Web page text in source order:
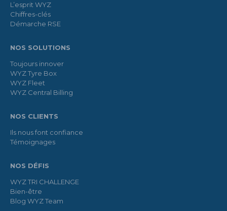
L’esprit WYZ
Chiffres-clés
Démarche RSE
NOS SOLUTIONS
Toujours innover
WYZ Tyre Box
WYZ Fleet
WYZ Central Billing
NOS CLIENTS
Ils nous font confiance
Témoignages
NOS DÉFIS
WYZ TRI CHALLENGE
Bien-être
Blog WYZ Team